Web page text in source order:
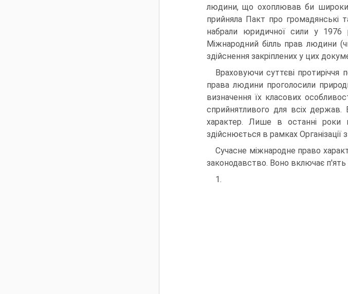
людини, що охоплював би
прийняла Пакт про громадянські
набрали юридичної сили у 1976
Міжнародний білль прав людини
здійснення закріплених у цих
Враховуючи суттєві протиріччя
права людини проголосили
визначення їх класових
сприйнятливого для всіх держав.
характер. Лише в останні роки
здійснюється в рамках Організації
Сучасне міжнародне право
законодавство. Воно включає п'ять
1.